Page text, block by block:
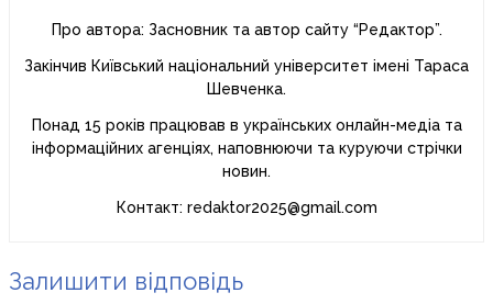
Про автора: Засновник та автор сайту “Редактор”.
Закінчив Київський національний університет імені Тараса
Шевченка.
Понад 15 років працював в українських онлайн-медіа та
інформаційних агенціях, наповнюючи та куруючи стрічки
новин.
Контакт: redaktor2025@gmail.com
Залишити відповідь